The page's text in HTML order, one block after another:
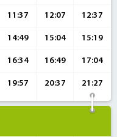
11:37 12:07 12:37
14:49 15:04 15:19
16:34 16:49 17:04
19:57 20:37 21:27